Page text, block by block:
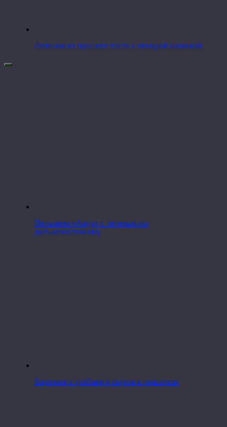
Лепешки из пресного теста с овощной начинкой
Пельмени «Амур» с печенью по-
дальневосточному
Вареники с грибами и сыром в горшочках